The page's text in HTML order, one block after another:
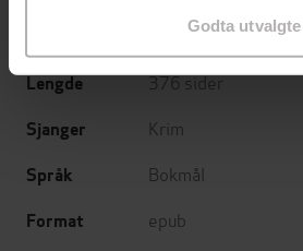
Godta utvalgte
23.01.2019
Lengde 376sider
Sjanger Krim
Språk Bokmål
Format epub